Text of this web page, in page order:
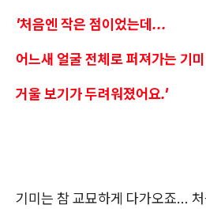
'처음엔 작은 점이었는데...
어느새 얼굴 전체로 퍼져가는 기
거울 보기가 두려워졌어요.'
기미는 참 교묘하게 다가오죠...